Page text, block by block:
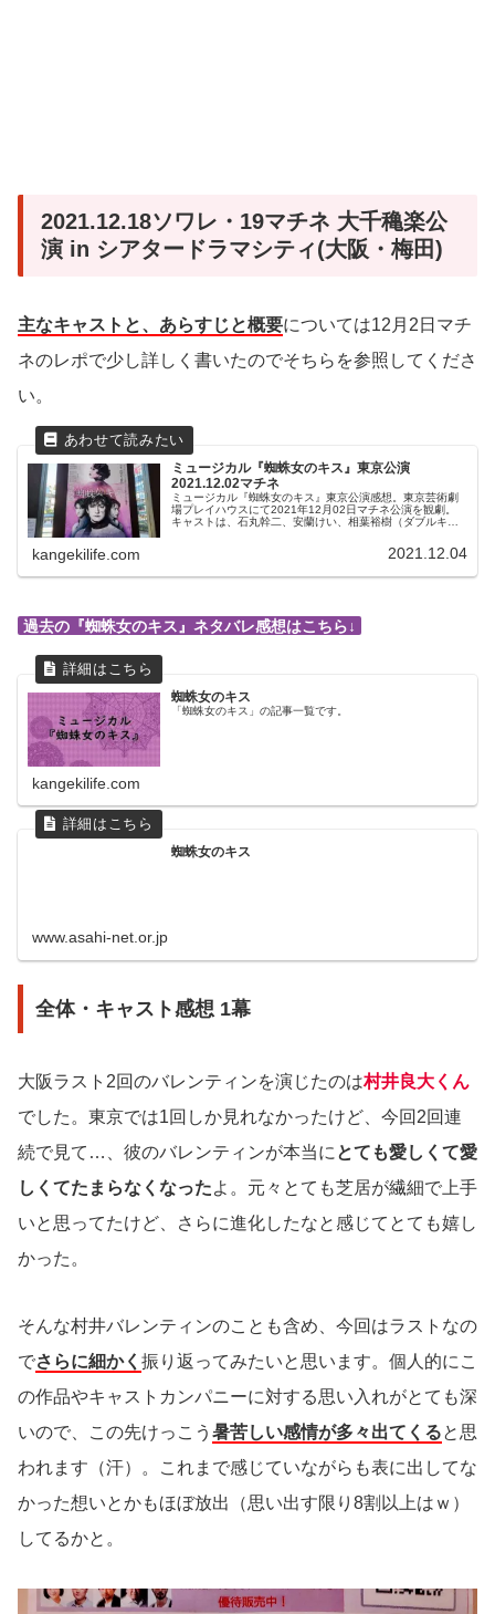
2021.12.18ソワレ・19マチネ 大千穐楽公
演 in シアタードラマシティ(大阪・梅田)
主なキャストと、あらすじと概要については12月2日マチ
ネのレポで少し詳しく書いたのでそちらを参照してくださ
い。
ミュージカル『蜘蛛女のキス』東京公演
2021.12.02マチネ
ミュージカル『蜘蛛女のキス』東京公演感想。東京芸術劇
場プレイハウスにて2021年12月02日マチネ公演を観劇。
キャストは、石丸幹二、安蘭けい、相葉裕樹（ダブルキャ
kangekilife.com 2021.12.04
過去の『蜘蛛女のキス』ネタバレ感想はこちら↓
蜘蛛女のキス
「蜘蛛女のキス」の記事一覧です。
kangekilife.com
蜘蛛女のキス
www.asahi-net.or.jp
全体・キャスト感想 1幕
大阪ラスト2回のバレンティンを演じたのは村井良大くん
でした。東京では1回しか見れなかったけど、今回2回連
続で見て…、彼のバレンティンが本当に とても愛しくて愛
しくてたまらなくなったよ。元々とても芝居が繊細で上手
いと思ってたけど、さらに進化したなと感じてとても嬉し
かった。
そんな村井バレンティンのことも含め、今回はラストなの
でさらに細かく 振り返ってみたいと思います。個人的にこ
の作品やキャストカンパニーに対する思い入れがとても深
いので、この先けっこう 暑苦しい感情が多々出てくると思
われます（汗）。これまで感じていながらも表に出してな
かった想いとかもほぼ放出（思い出す限り8割以上はｗ）
してるかと。